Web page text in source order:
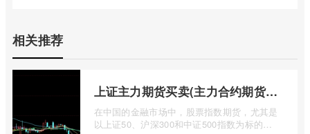
相关推荐
上证主力期货买卖(主力合约期货市场大盘)
在中国的金融市场中，股票指数期货，尤其是
以上证50、沪深300和中证500指数为标的的